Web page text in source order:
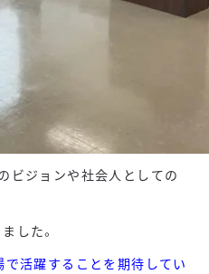
ビジョンや社会人としての
した。
で活躍することを期待してい